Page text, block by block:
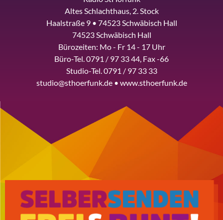
Altes Schlachthaus, 2. Stock
Haalstraße 9 • 74523 Schwäbisch Hall
74523 Schwäbisch Hall
Bürozeiten: Mo - Fr 14 - 17 Uhr
Büro-Tel. 0791 / 97 33 44, Fax -66
Studio-Tel. 0791 / 97 33 33
studio@sthoerfunk.de • www.sthoerfunk.de